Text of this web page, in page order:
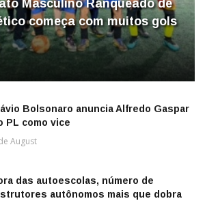
Masculino Ranqueado de
começa com muitos gols
Bolsonaro anuncia Alfredo Gaspar
PL como vice
August
das autoescolas, número de
autônomos mais que dobra